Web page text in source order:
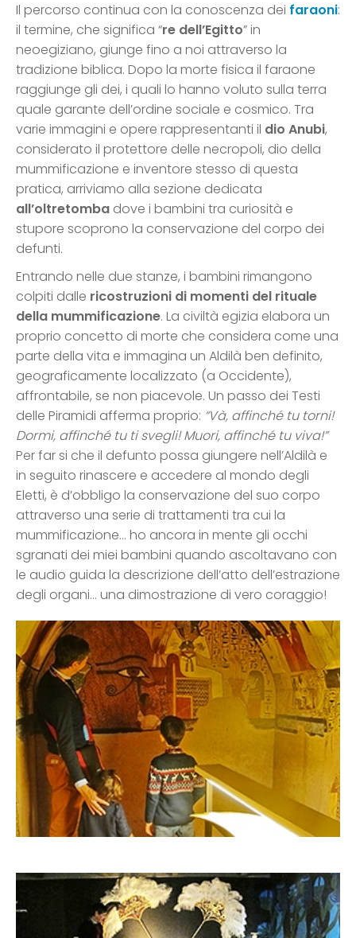
Il percorso continua con la conoscenza dei faraoni:
il termine, che significa “re dell’Egitto” in
neoegiziano, giunge fino a noi attraverso la
tradizione biblica. Dopo la morte fisica il faraone
raggiunge gli dei, i quali lo hanno voluto sulla terra
quale garante dell’ordine sociale e cosmico. Tra
varie immagini e opere rappresentanti il dio Anubi,
considerato il protettore delle necropoli, dio della
mummificazione e inventore stesso di questa
pratica, arriviamo alla sezione dedicata
all’oltretomba dove i bambini tra curiosità e
stupore scoprono la conservazione del corpo dei
defunti.
Entrando nelle due stanze, i bambini rimangono
colpiti dalle ricostruzioni di momenti del rituale
della mummificazione. La civiltà egizia elabora un
proprio concetto di morte che considera come una
parte della vita e immagina un Aldilà ben definito,
geograficamente localizzato (a Occidente),
affrontabile, se non piacevole. Un passo dei Testi
delle Piramidi afferma proprio: “Và, affinché tu torni!
Dormi, affinché tu ti svegli! Muori, affinché tu viva!”
Per far si che il defunto possa giungere nell’Aldilà e
in seguito rinascere e accedere al mondo degli
Eletti, è d’obbligo la conservazione del suo corpo
attraverso una serie di trattamenti tra cui la
mummificazione… ho ancora in mente gli occhi
sgranati dei miei bambini quando ascoltavano con
le audio guida la descrizione dell’atto dell’estrazione
degli organi… una dimostrazione di vero coraggio!